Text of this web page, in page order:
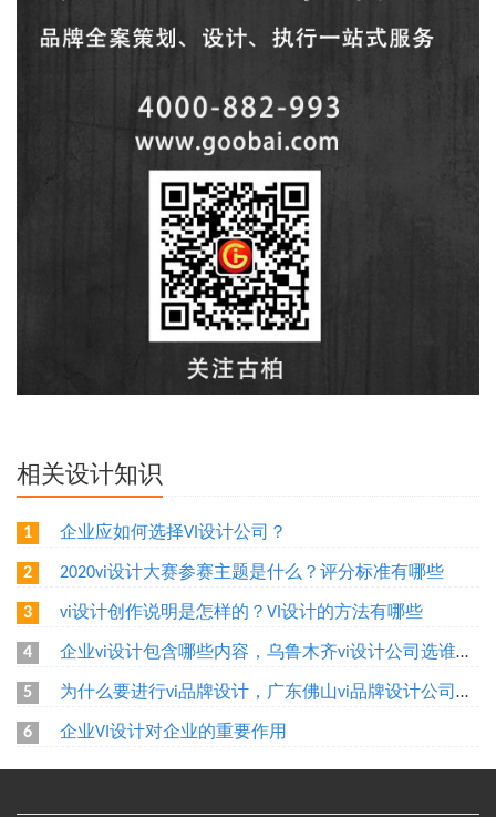
相关设计知识
1 企业应如何选择VI设计公司？
2 2020vi设计大赛参赛主题是什么？评分标准有哪些
3 vi设计创作说明是怎样的？VI设计的方法有哪些
4 企业vi设计包含哪些内容，乌鲁木齐vi设计公司选谁好？
5 为什么要进行vi品牌设计，广东佛山vi品牌设计公司选谁好？
6 企业VI设计对企业的重要作用